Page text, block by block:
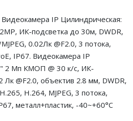
IP Цилиндрическая:
ИК-подсветка до 30м, DWDR,
0.02Лк @F2.0, 3 потока,
IP67. Видеокамера IP
2 Мп КМОП @ 30 к/с, ИК-
Лк @F2.0, объектив 2.8 мм, DWDR,
H.264, MJPEG, 3 потока,
металл+пластик, -40~+60°C